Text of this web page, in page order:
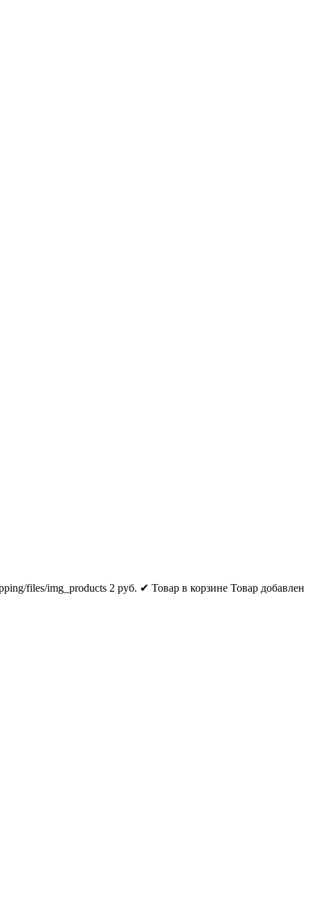
files/img_products 2 руб. ✔ Товар в корзине Товар добавлен